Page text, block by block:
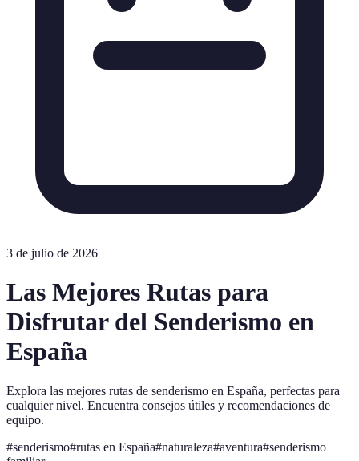
3 de julio de 2026
Las Mejores Rutas para
Disfrutar del Senderismo en
España
Explora las mejores rutas de senderismo en España, perfectas para
cualquier nivel. Encuentra consejos útiles y recomendaciones de
equipo.
#senderismo#rutas en España#naturaleza#aventura#senderismo